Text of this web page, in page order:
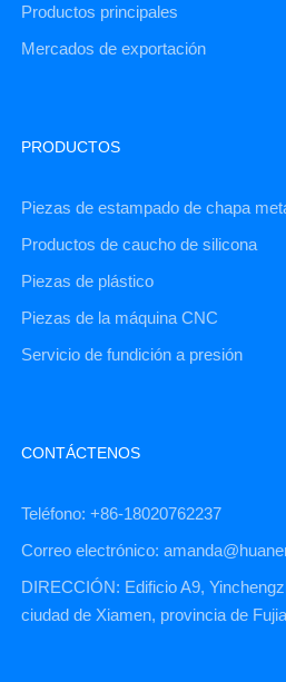
Productos principales
Mercados de exportación
PRODUCTOS
Piezas de estampado de chapa
Productos de caucho de silicona
Piezas de plástico
Piezas de la máquina CNC
Servicio de fundición a presión
CONTÁCTENOS
Teléfono: +86-18020762237
Correo electrónico:
DIRECCIÓN: Edificio A9,
ciudad de Xiamen, provincia de